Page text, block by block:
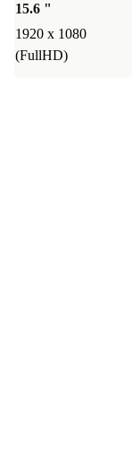
15.6 "
1920 x 1080
(FullHD)